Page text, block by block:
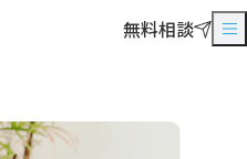
無料相談